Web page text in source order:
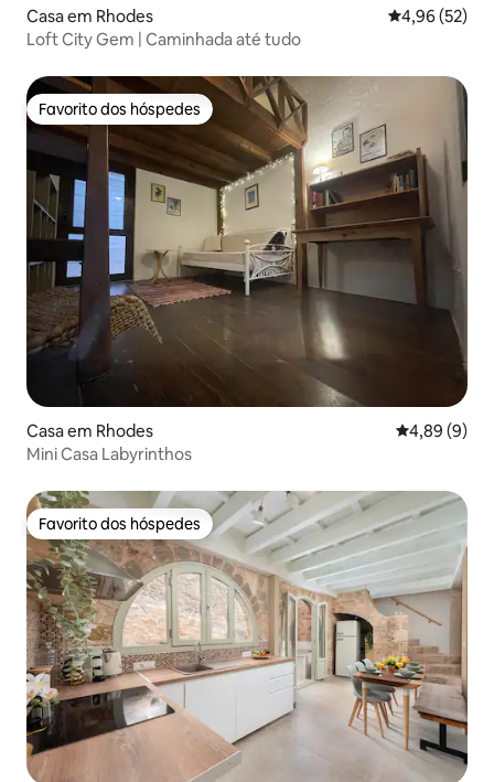
Casa em Rhodes Classificação
4,96 (52)
Loft City Gem | Caminhada até tudo
Favorito dos hóspedes
Favorito dos hóspedes
Casa em Rhodes
4,89 (9)
Mini Casa Labyrinthos
Favorito dos hóspedes
Favorito dos hóspedes